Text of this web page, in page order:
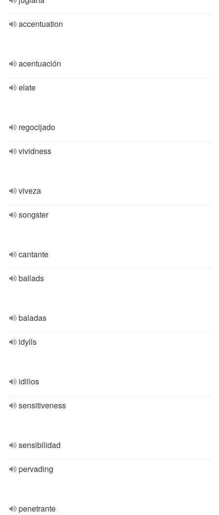
accentuation
acentuación
elate
regocijado
vividness
viveza
songster
cantante
ballads
baladas
idylls
idilios
sensitiveness
sensibilidad
pervading
penetrante